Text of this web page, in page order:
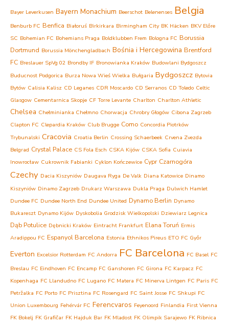
Bayer Leverkusen Bayern Monachium Beerschot Belenenses Belgia
Benburb FC Benfica Białoruś Birkirkara Birmingham City BK Häcken BKV Előre
SC Bohemian FC Bohemians Praga Boldklubben Frem Bologna FC Borussia
Dortmund Borussia Mönchengladbach Bośnia i Hercegowina Brentford
FC Breslauer SpVg 02 Brondby IF Bronowianka Kraków Budowlani Bydgoszcz
Buducnost Podgorica Burza Nowa Wieś Wielka Bułgaria Bydgoszcz Bytovia
Bytów Calisia Kalisz CD Leganes CDR Moscardo CD Serranos CD Toledo Celtic
Glasgow Cementarnica Skopje CF Torre Levante Charlton Charlton Athletic
Chelsea Chełminianka Chełmno Chorwacja Chrobry Głogów Cibona Zagrzeb
Clapton FC Clepardia Kraków Club Brugge Como Concordia Piotrków
Trybunalski Cracovia Croatia Berlin Crossing Schaerbeek Crvena Zvezda
Belgrad Crystal Palace CS Fola Esch CSKA Kijów CSKA Sofia Cuiavia
Inowrocław Cukrownik Fabianki Cyklon Kończewice Cypr Czarnogóra
Czechy Dacia Kiszyniów Daugava Ryga De Valk Diana Katowice Dinamo
Kiszyniów Dinamo Zagrzeb Drukarz Warszawa Dukla Praga Dulwich Hamlet
Dundee FC Dundee North End Dundee United Dynamo Berlin Dynamo
Bukareszt Dynamo Kijów Dyskobolia Grodzisk Wielkopolski Dziewiarz Legnica
Dąb Potulice Dębnicki Kraków Eintracht Frankfurt Elana Toruń Ermis
Aradippou FC Espanyol Barcelona Estonia Ethnikos Pireus ETO FC Győr
Everton Excelsior Rotterdam FC Andorra FC Barcelona FC Basel FC
Breslau FC Eindhoven FC Encamp FC Ganshoren FC Girona FC Karpacz FC
Kopenhaga FC Llandudno FC Lugano FC Matera FC Minerva Lintgen FC Paris FC
Petržalka FC Porto FC Prisztina FC Rosengard FC Saint Josse FC Shkupi FC
Union Luxembourg Fehérvár FC Ferencvaros Feyenoord Finlandia First Vienna
FK Bokelj FK Grafičar FK Hajduk Bar FK Mladost FK Olimpik Sarajewo FK Ribnica